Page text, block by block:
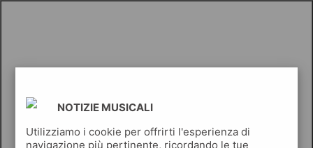
NOTIZIE MUSICALI
Utilizziamo i cookie per offrirti l'esperienza di
navigazione più pertinente, ricordando le tue